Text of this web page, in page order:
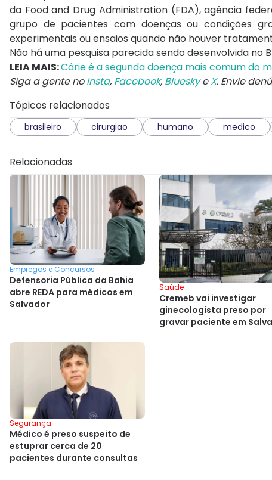
da Food and Drug Administration (FDA), agência
grupo de pacientes com doenças ou condições
experimentais ou ensaios quando não houver
Não há uma pesquisa parecida sendo desenvolvida no
LEIA MAIS:Cárie é a segunda doença mais comum do
Siga a gente noInsta, Facebook, BlueskyeX. Envie
Tópicos relacionados
brasileiro cirurgiao humano medico
Relacionadas
Empregos e Concursos
Defensoria Pública da Bahia
abre REDA para médicos em
Salvador
Saúde
Cremeb vai investigar
ginecologista preso por
gravar paciente em
Segurança
Médico é preso suspeito de
estuprar cerca de 20
pacientes durante consultas